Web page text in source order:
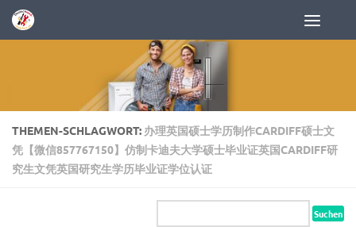
Zum Inhalt springen
THEMEN-SCHLAGWORT: 办理英国硕士学历制作CARDIFF硕士文
凭【微信857767150】仿制卡迪夫大学硕士毕业证英国CARDIFF研
究生文凭英国研究生学历毕业证学位认证